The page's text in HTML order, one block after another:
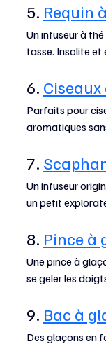
5. Requin
Un infuseur à
tasse. Insolite et
6.
Parfaits pour
aromatiques
7.
Un infuseur
un petit
8. Pince à
Une pince à
se geler les
9. Bac à
Des glaçons en